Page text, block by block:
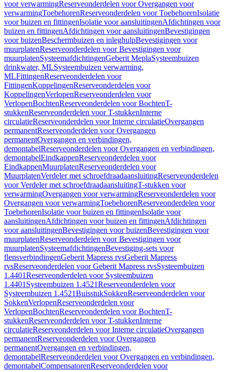
voor verwarmingReserveonderdelen voor Overgangen voor
verwarmingToebehorenReserveonderdelen voor ToebehorenIsolatie
voor buizen en fittingenIsolatie voor aansluitingenAfdichtingen voor
buizen en fittingenAfdichtingen voor aansluitingenBevestigingen
voor buizenBeschermbuizen en inleghulpBevestigingen voor
muurplatenReserveonderdelen voor Bevestigingen voor
muurplatenSysteemafdichtingenGeberit MeplaSysteembuizen
drinkwater, MLSysteembuizen verwarming,
MLFittingenReserveonderdelen voor
FittingenKoppelingenReserveonderdelen voor
KoppelingenVerlopenReserveonderdelen voor
VerlopenBochtenReserveonderdelen voor BochtenT-
stukkenReserveonderdelen voor T-stukkenInterne
circulatieReserveonderdelen voor Interne circulatieOvergangen
permanentReserveonderdelen voor Overgangen
permanentOvergangen en verbindingen,
demontabelReserveonderdelen voor Overgangen en verbindingen,
demontabelEindkappenReserveonderdelen voor
EindkappenMuurplatenReserveonderdelen voor
MuurplatenVerdeler met schroefdraadaansluitingReserveonderdelen
voor Verdeler met schroefdraadaansluitingT-stukken voor
verwarmingOvergangen voor verwarmingReserveonderdelen voor
Overgangen voor verwarmingToebehorenReserveonderdelen voor
ToebehorenIsolatie voor buizen en fittingenIsolatie voor
aansluitingenAfdichtingen voor buizen en fittingenAfdichtingen
voor aansluitingenBevestigingen voor buizenBevestigingen voor
muurplatenReserveonderdelen voor Bevestigingen voor
muurplatenSysteemafdichtingenBevestiging-sets voor
flensverbindingenGeberit Mapress rvsGeberit Mapress
rvsReserveonderdelen voor Geberit Mapress rvsSysteembuizen
1.4401Reserveonderdelen voor Systeembuizen
1.4401 Systeembuizen 1.4521Reserveonderdelen voor
Systeembuizen 1.4521BuisstukSokkenReserveonderdelen voor
SokkenVerlopenReserveonderdelen voor
VerlopenBochtenReserveonderdelen voor BochtenT-
stukkenReserveonderdelen voor T-stukkenInterne
circulatieReserveonderdelen voor Interne circulatieOvergangen
permanentReserveonderdelen voor Overgangen
permanentOvergangen en verbindingen,
demontabelReserveonderdelen voor Overgangen en verbindingen,
demontabelCompensatorenReserveonderdelen voor